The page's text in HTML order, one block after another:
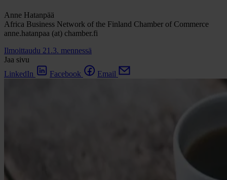
Anne Hatanpää
Africa Business Network of the Finland Chamber of Commerce
anne.hatanpaa (at) chamber.fi
Ilmoittaudu 21.3. mennessä
Jaa sivu
LinkedIn
Facebook Email